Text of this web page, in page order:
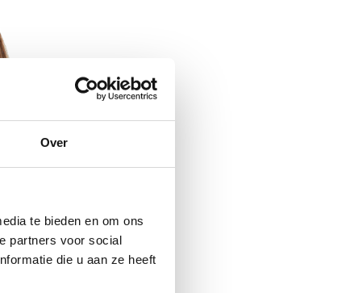
Over
te bieden en om ons
partners voor social
die u aan ze heeft